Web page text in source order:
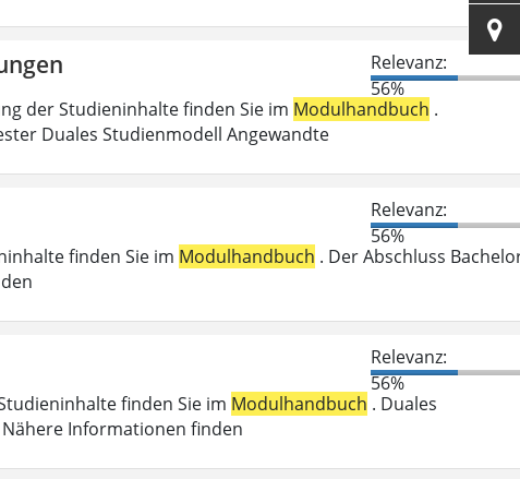
Relevanz:
56%
der Studieninhalte finden Sie im Modulhandbuch .
Duales Studienmodell Angewandte
Relevanz:
56%
finden Sie im Modulhandbuch . Der Abschluss
Relevanz:
56%
finden Sie im Modulhandbuch . Duales
Informationen finden
